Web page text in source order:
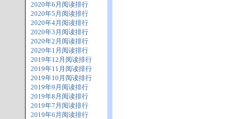
2020年6月阅读排行
2020年5月阅读排行
2020年4月阅读排行
2020年3月阅读排行
2020年2月阅读排行
2020年1月阅读排行
2019年12月阅读排行
2019年11月阅读排行
2019年10月阅读排行
2019年9月阅读排行
2019年8月阅读排行
2019年7月阅读排行
2019年6月阅读排行